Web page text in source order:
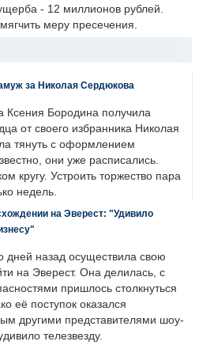
- 12 миллионов рублей.
меру пресечения.
за Николая Сердюкова
Ксения Бородина получила
от своего избранника Николая
тянуть с оформлением
они уже расписались.
кругу. Устроить торжество пара
недель.
на Эверест: "Удивило
дней назад осуществила свою
на Эверест. Она делилась, с
пришлось столкнуться
её поступок оказался
другими представителями шоу-
телезвезду.